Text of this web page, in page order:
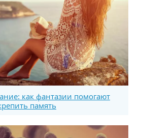
как фантазии помогают
память